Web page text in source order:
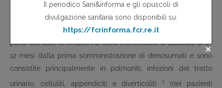
nessuno dei pazienti trattati con placebo o alendronato
Complessivamente, l'incidenza di infezioni gravi è risultata del
4,3% con denosumabcontro3,4% con placebo. Nella maggior
parte dei casi, le infezioni si sono manifestate a distanza di 6-
12 mesi dalla prima somministrazione di denosumab e sono
consistite principalmente in polmoniti, infezioni del tratto
urinario, celluliti, appendiciti e diverticoliti 1 (nei pazienti